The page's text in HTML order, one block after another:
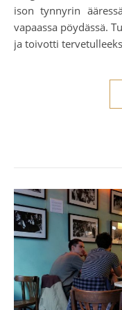
ison tynnyrin
vapaassa pöydässä.
ja toivotti